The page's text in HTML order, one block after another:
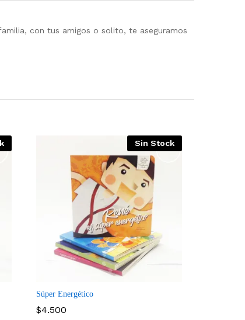
con tus amigos o solito, te aseguramos
Sin Stock
Súper Energético
$4.500